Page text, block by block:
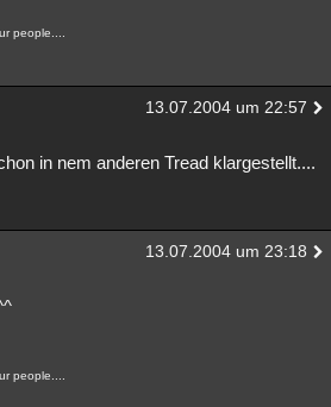
people....
13.07.2004 um 22:57
in nem anderen Tread klargestellt....
13.07.2004 um 23:18
people....